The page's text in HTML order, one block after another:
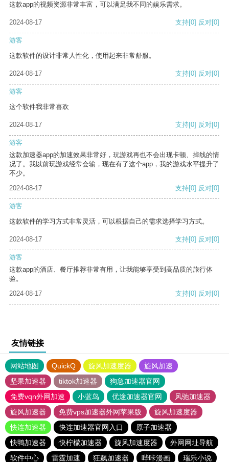
这款app的视频资源非常丰富，可以满足我不同的娱乐需求。
2024-08-17 支持[0] 反对[0]
游客
这款软件的设计非常人性化，使用起来非常舒服。
2024-08-17 支持[0] 反对[0]
游客
这个软件我非常喜欢
2024-08-17 支持[0] 反对[0]
游客
这款加速器app的加速效果非常好，玩游戏再也不会出现卡顿、掉线的情
况了。我以前玩游戏经常会输，现在有了这个app，我的游戏水平提升了
不少。
2024-08-17
支持[0] 反对[0]
游客
这款软件的学习方式非常灵活，可以根据自己的需求选择学习方式。
2024-08-17 支持[0] 反对[0]
游客
这款app的酒店、餐厅推荐非常有用，让我能够享受到高品质的旅行体
验。
2024-08-17
支持[0] 反对[0]
友情链接
网站地图 QuickQ 旋风加速度器
旋风加速
坚果加速器
tiktok加速器
狗急加速器官网
免费vqn外网加速
小蓝鸟 优途加速器官网
风驰加速器
旋风加速器
免费vps加速器外网苹果版
旋风加速度器
快连加速器
快连加速器官网入口
原子加速器
快鸭加速器
快柠檬加速器 旋风加速度器
外网网址导航
软件中心
雷霆加速 狂飙加速器 哔咔漫画 瑞乐小说